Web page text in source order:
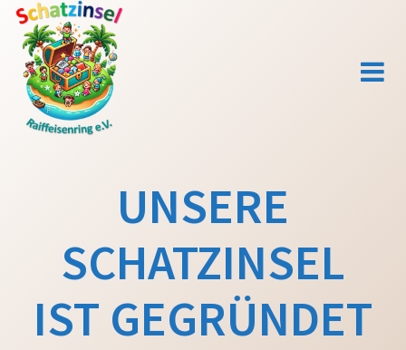
UNSERE
SCHATZINSEL
IST GEGRÜNDET